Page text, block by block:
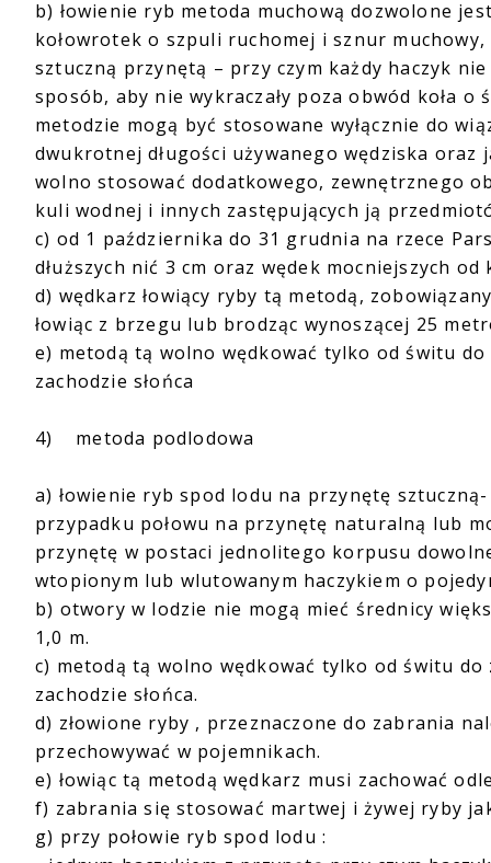
b) łowienie ryb metoda muchową dozwolone
kołowrotek o szpuli ruchomej i sznur
sztuczną przynętą – przy czym każdy haczyk
sposób, aby nie wykraczały poza obwód koła
metodzie mogą być stosowane wyłącznie do
dwukrotnej długości używanego wędziska oraz
wolno stosować dodatkowego, zewnętrznego
kuli wodnej i innych zastępujących ją
c) od 1 października do 31 grudnia na rzece
dłuższych nić 3 cm oraz wędek mocniejszych
d) wędkarz łowiący ryby tą metodą,
łowiąc z brzegu lub brodząc wynoszącej 25
e) metodą tą wolno wędkować tylko od świtu
zachodzie słońca
4) metoda podlodowa
a) łowienie ryb spod lodu na przynętę
przypadku połowu na przynętę naturalną lub
przynętę w postaci jednolitego korpusu
wtopionym lub wlutowanym haczykiem o
b) otwory w lodzie nie mogą mieć średnicy
1,0 m.
c) metodą tą wolno wędkować tylko od świtu do
zachodzie słońca.
d) złowione ryby , przeznaczone do zabrania
przechowywać w pojemnikach.
e) łowiąc tą metodą wędkarz musi zachować
f) zabrania się stosować martwej i żywej ryby
g) przy połowie ryb spod lodu :